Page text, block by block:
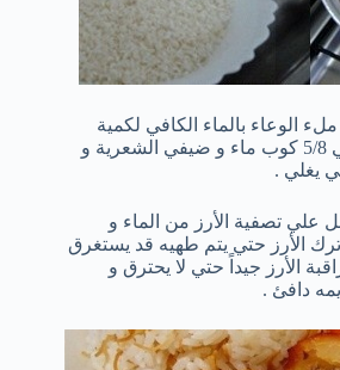
الوعاء بالماء الكافي لكمية
الأرز الموجودة معك حوالي 5/8 كوب ماء و ضيفي الشعرية و
يغلي .
علي تصفية الأرز من الماء و
ترك الأرز حتي يتم طهيه قد يستغرق
مراقبة الأرز جيداً حتي لا يحترق و
دافئ .